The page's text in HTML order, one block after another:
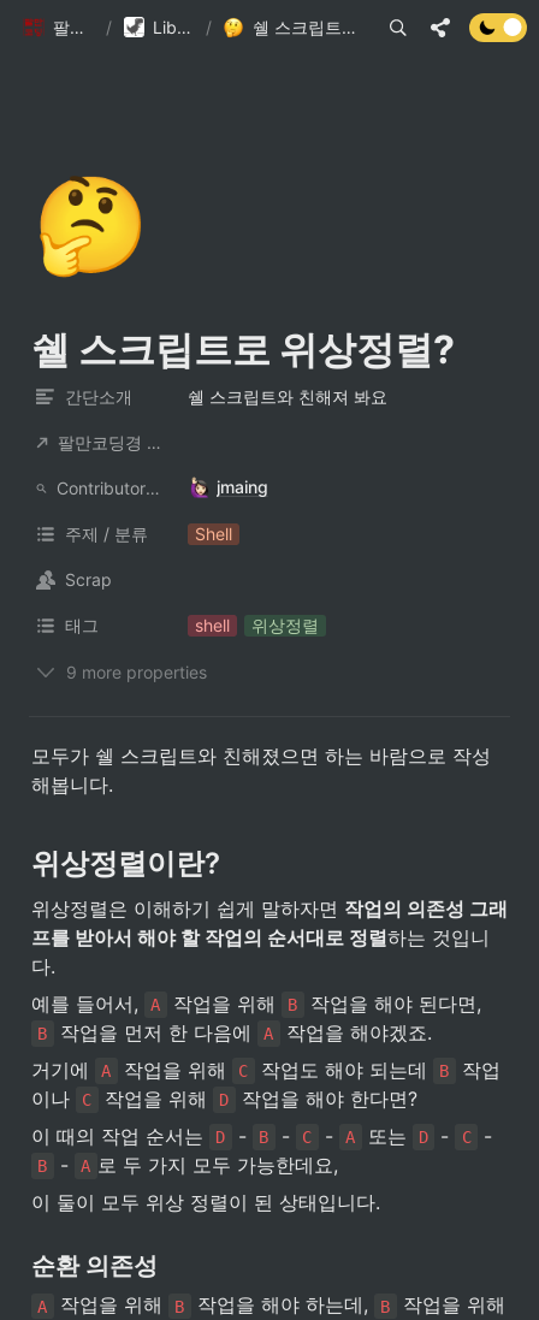
팔만코딩경 / Library DB / 쉘 스크립트로 위상정렬?
🤔
쉘 스크립트로 위상정렬?
간단소개 쉘 스크립트와 친해져 봐요
팔만코딩경 컨트리뷰터
ContributorNotionAccount jmaing
주제 / 분류 Shell
Scrap
태그 shell 위상정렬
9 more properties
모두가 쉘 스크립트와 친해졌으면 하는 바람으로 작성
해봅니다.
위상정렬이란?
위상정렬은 이해하기 쉽게 말하자면 작업의 의존성 그래
프를 받아서 해야 할 작업의 순서대로 정렬하는 것입니
다.
예를 들어서,
A 작업을 위해 B
B 작업을 먼저 한 다음에 A
작업을 해야겠죠.
거기에
A 작업을 위해 C 작업도 해야 되는데 B
작업
이나
C 작업을 위해 D
작업을 해야 한다면?
이 때의 작업 순서는
D - B - C - A 또는 D - C
B - A 로 두 가지 모두 가능한데요,
이 둘이 모두 위상 정렬이 된 상태입니다.
순환 의존성
A 작업을 위해 B 작업을 해야 하는데, B
작업을 위해